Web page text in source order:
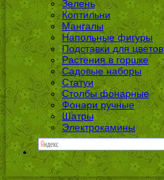
Зелень
Коптильни
Мангалы
Напольные фигуры
Подставки для цветов
Растения в горшке
Садовые наборы
Статуи
Столбы фонарные
Фонари ручные
Шатры
Электрокамины